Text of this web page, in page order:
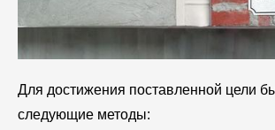
Для достижения поставленной цели
следующие методы: